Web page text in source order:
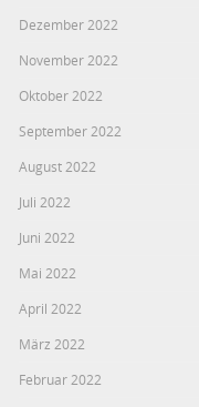
Dezember 2022
November 2022
Oktober 2022
September 2022
August 2022
Juli 2022
Juni 2022
Mai 2022
April 2022
März 2022
Februar 2022